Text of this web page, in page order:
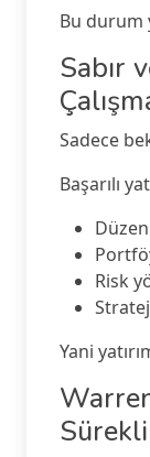
Bu durum
Sabır
Sadece
Başarılı
Risk
Yani